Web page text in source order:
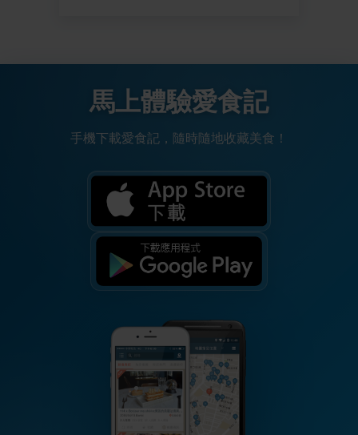
馬上體驗愛食記
手機下載愛食記，隨時隨地收藏美食！